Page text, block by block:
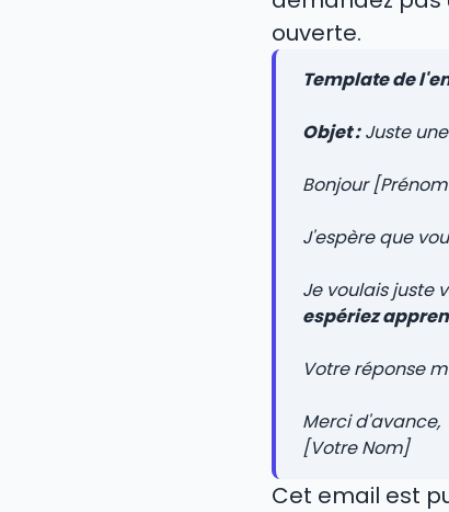
ouverte.
Template de
Objet :Juste
Bonjour
J'espère que
Je voulais juste
espériez
Votre réponse
Merci d'avance,
[Votre Nom]
Cet email est